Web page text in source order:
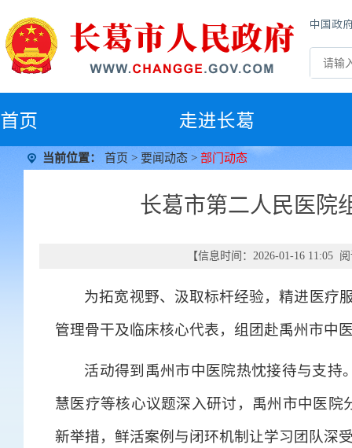
中国政
首页 走进长葛
当前位置： 首页 > 要闻动态 > 部门动态
长葛市第二人民医院
【信息时间：2026-01-16 11:05
为拓宽视野、汲取标杆经验，精进医疗
管理骨干及临床核心代表，组团赴禹州市中
活动得到禹州市中医院热忱接待与支持
慧医疗等核心议题深入研讨，禹州市中医
新举措，鲜活案例与闭环机制让学习团队深